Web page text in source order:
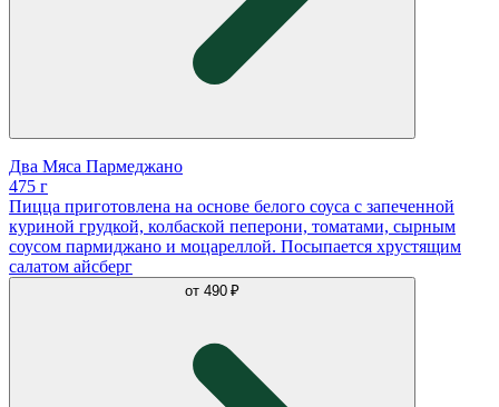
Два Мяса Пармеджано
475 г
Пицца приготовлена на основе белого соуса с запеченной
куриной грудкой, колбаской пеперони, томатами, сырным
соусом пармиджано и моцареллой. Посыпается хрустящим
салатом айсберг
от 490 ₽